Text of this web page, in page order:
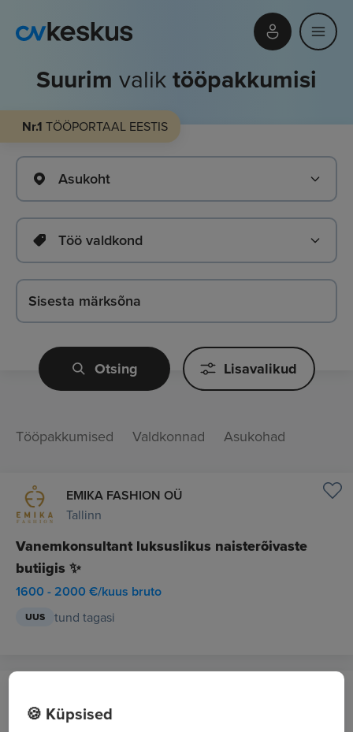
Suurim valiktööpakkumisi
Nr.1 TÖÖPORTAAL EESTIS
Asukoht
Töö valdkond
Otsing Lisavalikud
Tööpakkumised Valdkonnad Asukohad
EMIKA FASHION OÜ
Tallinn
Vanemkonsultant luksuslikus naisterõivaste
butiigis ✨
1600 - 2000 €/kuus bruto
UUS tund tagasi
Tallinn
🍪 Küpsised